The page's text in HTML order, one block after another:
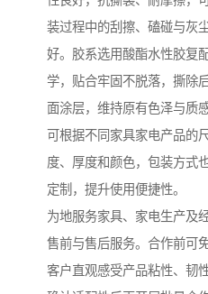
装过程中的刮擦、磕碰与灰
好。胶系选用酸酯水性胶复
学，贴合牢固不脱落，撕除
面涂层，维持原有色泽与质
可根据不同家具家电产品的
度、厚度和颜色，包装方式
定制，提升使用便捷性。
为地服务家具、家电生产及
售前与售后服务。合作前可
客户直观感受产品粘性、韧